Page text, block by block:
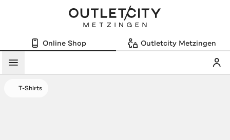
Online Shop Outletcity Metzingen
Menü
T-Shirts